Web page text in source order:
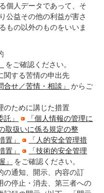
個人データであって、そ
公益その他の利益が害さ
もの以外のものをいいま
をご確認ください。
関する苦情の申出先
合せ／苦情・相談」
からご
のために講じた措置
」
「個人情報の管理に
取扱いに係る規定の整
置」
「人的安全管理措
置」
「技術的安全管理
」
をご確認ください。
の通知、開示、内容の訂
の停止・消去、第三者への